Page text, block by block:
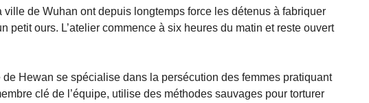
de Wuhan ont depuis longtemps force les détenus à fabriquer
petit ours. L’atelier commence à six heures du matin et reste ouvert
Hewan se spécialise dans la persécution des femmes pratiquant
clé de l’équipe, utilise des méthodes sauvages pour torturer